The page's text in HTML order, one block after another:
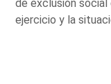
de exclusión
ejercicio y la